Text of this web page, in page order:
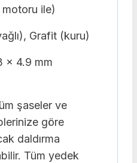
ile)
Grafit (kuru)
x 4.9 mm
şaseler ve
göre
daldırma
Tüm yedek